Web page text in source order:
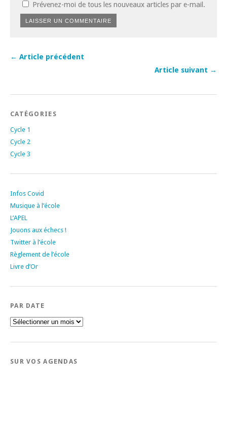
Prévenez-moi de tous les nouveaux articles par e-mail.
← Article précédent
Article suivant →
CATÉGORIES
Cycle 1
Cycle 2
Cycle 3
Infos Covid
Musique à l’école
L’APEL
Jouons aux échecs !
Twitter à l’école
Règlement de l’école
Livre d’Or
PAR DATE
Par
date
SUR VOS AGENDAS